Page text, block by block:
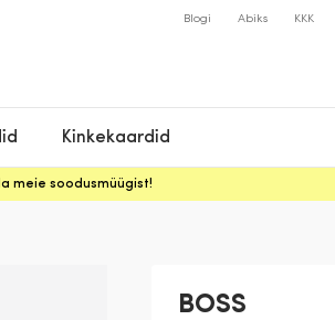
Blogi Abiks KKK
Kinkekaardid
meie soodusmüügist!
BOSS